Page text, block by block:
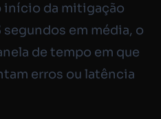
início da mitigação
em média, o
de tempo em que
erros ou latência